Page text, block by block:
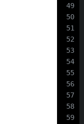
49
50
51
52
53
54
55
56
57
58
59